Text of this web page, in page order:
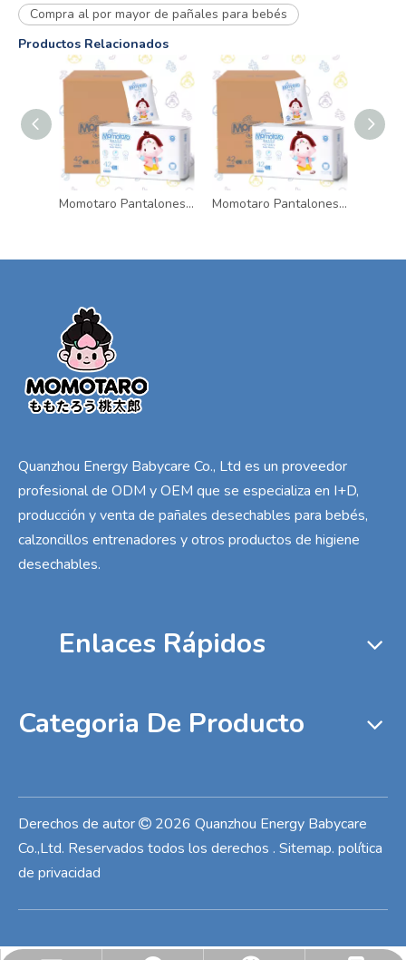
Compra al por mayor de pañales para bebés
Productos Relacionados
Momotaro Pantalones de entrenamiento desechables de abrazo suave para bebés, lindos pañales, pantalones extraíbles para bebés Momotaro Pantalones de entrenamiento desechables de abrazo suave para bebés, lindos pañales, pantalones extraíbles para bebés
Quanzhou Energy Babycare Co., Ltd es un proveedor
profesional de ODM y OEM que se especializa en I+D,
producción y venta de pañales desechables para bebés,
calzoncillos entrenadores y otros productos de higiene
desechables.
Enlaces Rápidos
Categoria De Producto
Derechos de autor  2026 Quanzhou Energy Babycare
Co.,Ltd. Reservados todos los derechos . Sitemap. política
de privacidad